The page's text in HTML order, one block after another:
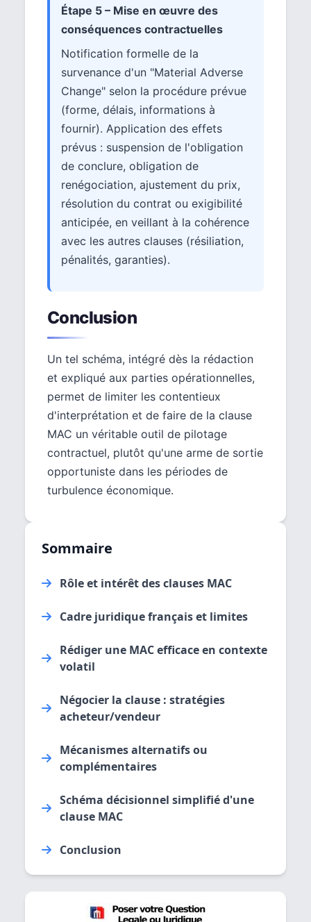
Étape 5 – Mise en œuvre des
conséquences contractuelles
Notification formelle de la
survenance d'un "Material Adverse
Change" selon la procédure prévue
(forme, délais, informations à
fournir). Application des effets
prévus : suspension de l'obligation
de conclure, obligation de
renégociation, ajustement du prix,
résolution du contrat ou exigibilité
anticipée, en veillant à la cohérence
avec les autres clauses (résiliation,
pénalités, garanties).
Conclusion
Un tel schéma, intégré dès la rédaction
et expliqué aux parties opérationnelles,
permet de limiter les contentieux
d'interprétation et de faire de la clause
MAC un véritable outil de pilotage
contractuel, plutôt qu'une arme de sortie
opportuniste dans les périodes de
turbulence économique.
Sommaire
Rôle et intérêt des clauses MAC
Cadre juridique français et limites
Rédiger une MAC efficace en contexte
volatil
Négocier la clause : stratégies
acheteur/vendeur
Mécanismes alternatifs ou
complémentaires
Schéma décisionnel simplifié d'une
clause MAC
Conclusion